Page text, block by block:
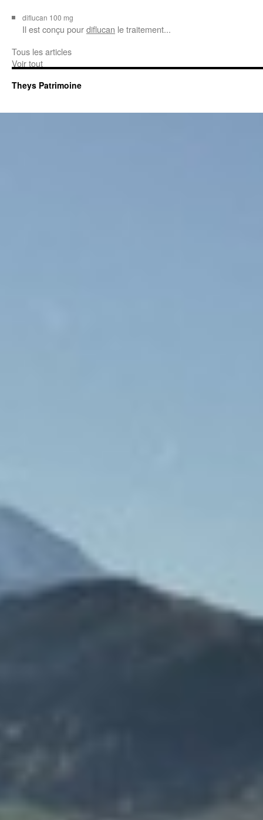
diflucan 100 mg
Il est conçu pourdiflucan le traitement...
Tous les articles
Voir tout
Theys Patrimoine